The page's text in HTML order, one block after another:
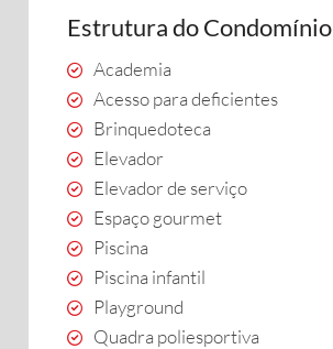
Estrutura do Condomínio
Academia
Acesso para deficientes
Brinquedoteca
Elevador
Elevador de serviço
Espaço gourmet
Piscina
Piscina infantil
Playground
Quadra poliesportiva